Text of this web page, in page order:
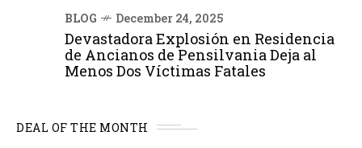
BLOG December 24, 2025
Devastadora Explosión en Residencia
de Ancianos de Pensilvania Deja al
Menos Dos Víctimas Fatales
DEAL OF THE MONTH